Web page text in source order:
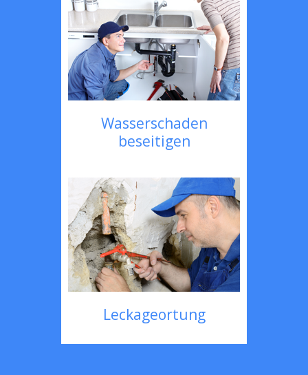
Wasserschaden
beseitigen
Leckageortung